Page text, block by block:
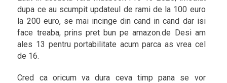
dupa ce au scumpit updateul de rami de la 100 euro
la 200 euro, se mai incinge din cand in cand dar isi
face treaba, prins pret bun pe amazon.de Desi am
ales 13 pentru portabilitate acum parca as vrea cel
de 16.
Cred ca oricum va dura ceva timp pana se vor